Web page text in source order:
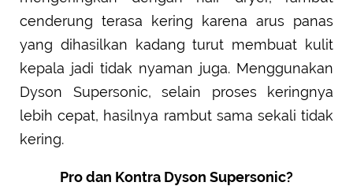
cenderung terasa kering karena arus panas
yang dihasilkan kadang turut membuat kulit
kepala jadi tidak nyaman juga. Menggunakan
Dyson Supersonic, selain proses keringnya
lebih cepat, hasilnya rambut sama sekali tidak
kering.
Pro dan Kontra Dyson Supersonic?